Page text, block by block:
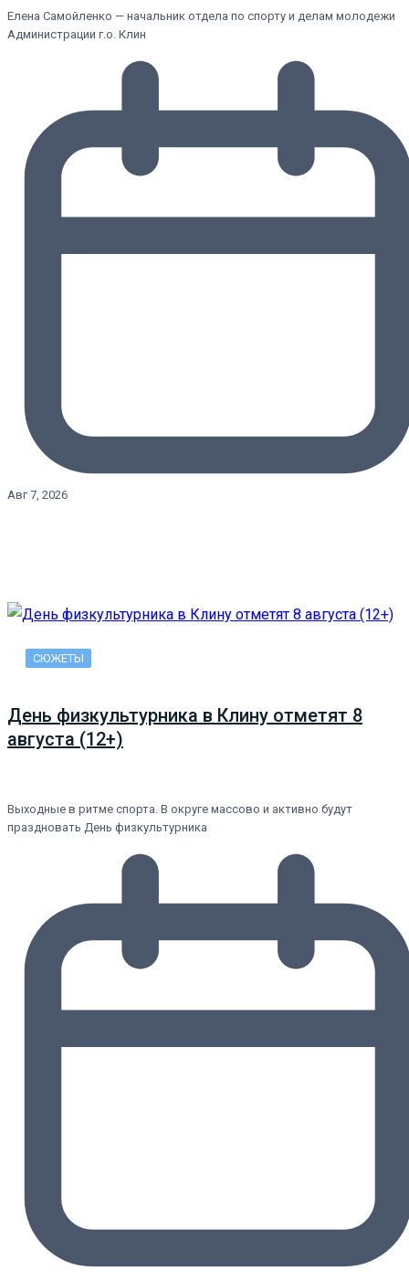
Елена Самойленко — начальник отдела по спорту и делам молодежи
Администрации г.о. Клин
Авг 7, 2026
СЮЖЕТЫ
День физкультурника в Клину отметят 8
августа (12+)
Выходные в ритме спорта. В округе массово и активно будут
праздновать День физкультурника